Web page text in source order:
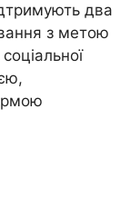
два
з метою